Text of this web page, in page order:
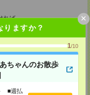
りますか？
1/10
ちゃんのお散歩
■週払
×
れば
いた旨をお伝えください。